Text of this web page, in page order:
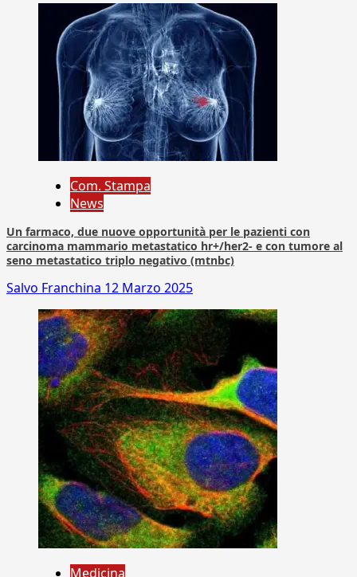
Com. Stampa
News
Un farmaco, due nuove opportunità per le pazienti con
carcinoma mammario metastatico hr+/her2- e con tumore al
seno metastatico triplo negativo (mtnbc)
Salvo Franchina 12 Marzo 2025
Medicina